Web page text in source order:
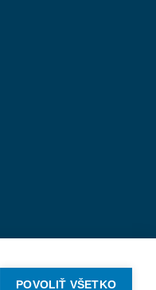
POVOLIŤ VŠETKO
denva.sk